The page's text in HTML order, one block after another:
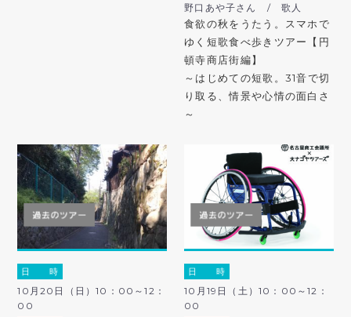
野口あや子さん / 歌人
食欲の秋をうたう。スマホで
ゆく短歌食べ歩きツアー【円
頓寺商店街編】
～はじめての短歌。31音で切
り取る、情景や心情の面白さ
～
日 時
10月20日（日）10：00～12：
00
日 時
10月19日（土）10：00～12：
00